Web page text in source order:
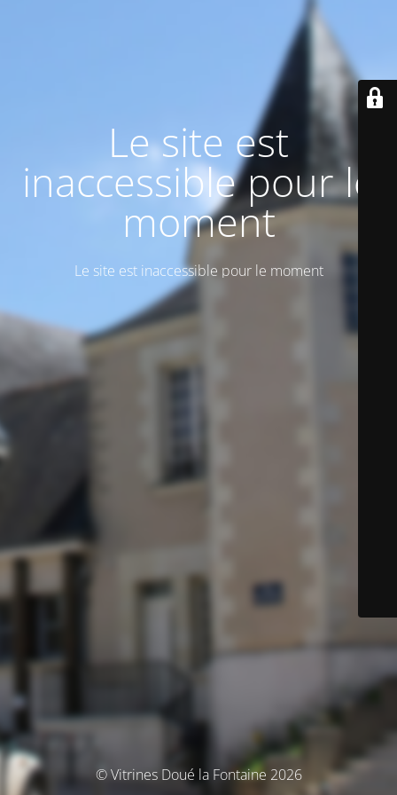
Le site est
inaccessible pour le
moment
Le site est inaccessible pour le moment
© Vitrines Doué la Fontaine 2026